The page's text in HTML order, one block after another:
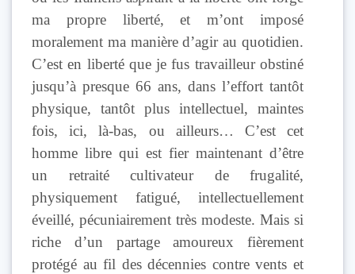
ma propre liberté, et m’ont imposé
moralement ma manière d’agir au quotidien.
C’est en liberté que je fus travailleur obstiné
jusqu’à presque 66 ans, dans l’effort tantôt
physique, tantôt plus intellectuel, maintes
fois, ici, là-bas, ou ailleurs… C’est cet
homme libre qui est fier maintenant d’être
un retraité cultivateur de frugalité,
physiquement fatigué, intellectuellement
éveillé, pécuniairement très modeste. Mais si
riche d’un partage amoureux fièrement
protégé au fil des décennies contre vents et